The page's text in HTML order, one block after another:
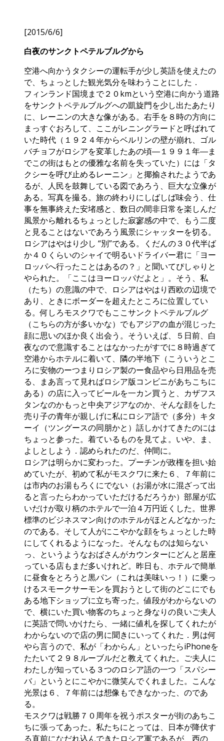
[2015/6/6]
白夜のサンクトペテルブルグから
空港へ向かうタクシーの運転手が少し英語を使えたの
で、ちょっとした観光気分を味わうことにした．
フィンランド国境まで２０kmという空港に向かう道路
をサンクトペテルブルグへの凱旋門を少し出たあたり
に、レーニンの大きな像がある。右手を８時の方向に
まっすぐおろして、ここがレニングラードと呼ばれて
いた時代（１９２４年からベルリンの壁が崩れ、ゴル
バチョフがロシアを変革したあの頃―１９９１年―ま
でこの街はもとの優雅な名前を失っていた）には「タ
クシーを呼び止めるレーニン」と揶揄されたようであ
るが、人民を鼓舞している図であろう、巨大な立像が
ある。写真を撮る。旅の終わりにしばしば味会う、仕
事を無事終えた安堵感と、数日の間非日常を楽しんだ
風景から離れるちょっとした寂寥感の中で、もう二度
と見ることはないであろう風景にシャッターを切る。
ロシアはやはり少し “別”である。くだんの３０代半ば
か４０くらいのシャイで明るいドライバー君に「ヨー
ロッパへ行ったことはあるの？」と聞いてぴしゃりと
やられた。「ここはヨーロッパだよと」。そう、私
（たち）の意識の中で、ロシアはやはり西欧の辺境で
あり、ときにボーダーを超えたところに位置してい
る。何しろモスクワでもここサンクトペテルブルグ
（こちらの方が多いかな）でもアジアの血が混じった
顔に思いのほか良く出会う。そういえば、５日前、白
夜なので意識することはなかったがすでに８時過ぎて
空港からホテルに着いて、隣の半地下（こういうとこ
ろに安物のーつまりロシア製のー食品やら日用品を売
る、まあ言って見ればロシア版コンビニがあちこちに
ある）の店に入ってビールを一カン買うと、カザフス
タンなのかもっと中央アジアなのか、そんな顔をした
売り子の青年が親しげに私にロシア語で（多分）キタ
ーイ（ツングースの同朋かと）話しかけてきたのには
ちょっと参った。着ているものを見てよ。いや、ま、
よしとしよう．認められたのだ、仲間に。
ロシアは明らかに変わった。プーチンが政権を担い始
めていたが、初めて私がモスクワに来た６、７年前に
は市内のお湯もろくにでない（お湯が水に混ざって出
ると言ったらわかっていただけるだろうか）部屋が広
いだけが取り柄のホテルで一泊４万円近くした。世界
標準のビジネスマン向けのホテルがほとんどなかった
のである。そして人がにこやかな顔をちょっとした時
にしてくれるようになった。そんなものは知らない
っ、というようなおばさんがカウンターにどんと居座
っている店もまだ多いけれど。昨日も、ホテルで簡単
に昼食をとろうと黒パン（これは美味いっ！）に乗っ
けるスモークサーモンを買おうとして街のどこにでも
ある地下ショップに立ち寄った。値段がわからないの
で、横にいた買い物客のちょっと身なりの良いご夫人
に英語で問いかけたら、一緒に値札を探してくれたが
わからないので店の男に聞きにいってくれた．男は何
やら言うので、私が「わからん」といったらiPhoneを
たたいて２９８ルーブルだと教えてくれた。ご夫人に
わたしが知っている３つのロシア語の一つ「スパシー
バ」というとにこやかに微笑んでくれました。こんな
光景は６、７年前には想像もできなかった、のであ
る。
モスクワは戦勝７０周年を祝うポスターが街のあちこ
ちに張ってあった。私たちにとっては、日本が降伏す
る直前になだれ込んできたロシア軍であるが、西の